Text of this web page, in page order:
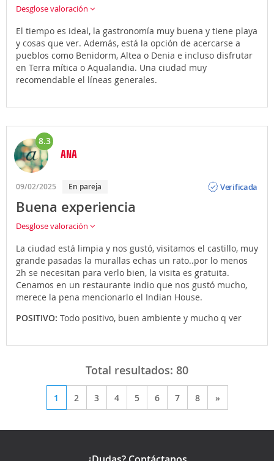
Desglose valoración
El tiempo es ideal, la gastronomía muy buena y tiene playa
y cosas que ver. Además, está la opción de acercarse a
pueblos como Benidorm, Altea o Denia e incluso disfrutar
en Terra mítica o Aqualandia. Una ciudad muy
recomendable el líneas generales.
8.3
ANA
09/02/2025 En pareja
Verificada
Buena experiencia
Desglose valoración
La ciudad está limpia y nos gustó, visitamos el castillo, muy
grande pasadas la murallas echas un rato..por lo menos
2h se necesitan para verlo bien, la visita es gratuita.
Cenamos en un restaurante indio que nos gustó mucho,
merece la pena mencionarlo el Indian House.
POSITIVO: Todo positivo, buen ambiente y mucho q ver
Total resultados: 80
1 2 3 4 5 6 7 8 »